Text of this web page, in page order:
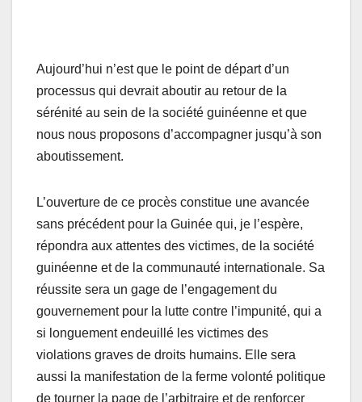
Aujourd’hui n’est que le point de départ d’un
processus qui devrait aboutir au retour de la
sérénité au sein de la société guinéenne et que
nous nous proposons d’accompagner jusqu’à son
aboutissement.
L’ouverture de ce procès constitue une avancée
sans précédent pour la Guinée qui, je l’espère,
répondra aux attentes des victimes, de la société
guinéenne et de la communauté internationale. Sa
réussite sera un gage de l’engagement du
gouvernement pour la lutte contre l’impunité, qui a
si longuement endeuillé les victimes des
violations graves de droits humains. Elle sera
aussi la manifestation de la ferme volonté politique
de tourner la page de l’arbitraire et de renforcer